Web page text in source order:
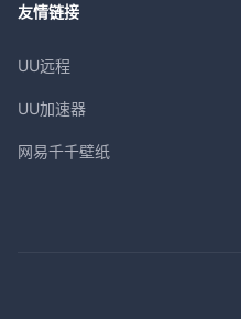
友情链接
UU远程
UU加速器
网易千千壁纸